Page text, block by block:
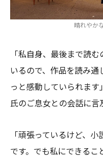
晴れやか
「私自身、最後まで読
いるので、作品を読み
っと感動していられま
氏のご息女との会話に言
「頑張っているけど、
です。でも私にできるこ